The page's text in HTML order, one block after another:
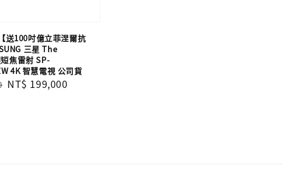
送100吋億立菲涅爾抗
三星 The
焦雷射 SP-
4K 智慧電視 公司貨
Sale
NT$ 199,000